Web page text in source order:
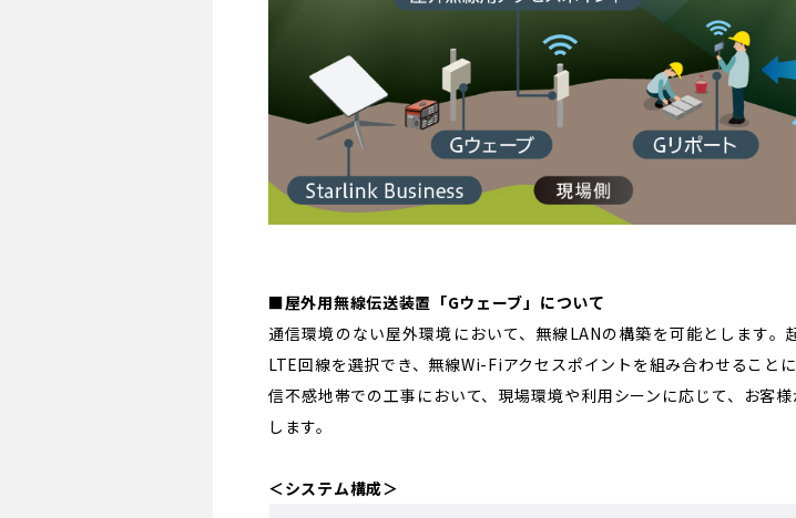
■屋外用無線伝送装置「Gウェーブ」について
通信環境のない屋外環境において、無線LANの構築を可能とします。
LTE回線を選択でき、無線Wi-Fiアクセスポイントを組み合わせること
信不感地帯での工事において、現場環境や利用シーンに応じて、お客
します。
＜システム構成＞